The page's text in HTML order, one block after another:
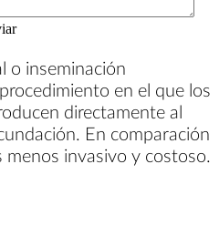
o inseminación
en el que los
directamente al
En comparación
menos invasivo y costoso.